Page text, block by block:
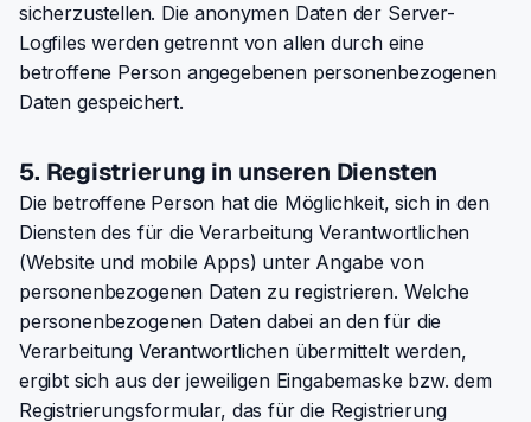
sicherzustellen. Die anonymen Daten der Server-
Logfiles werden getrennt von allen durch eine
betroffene Person angegebenen personenbezogenen
Daten gespeichert.
5. Registrierung in unseren Diensten
Die betroffene Person hat die Möglichkeit, sich in den
Diensten des für die Verarbeitung Verantwortlichen
(Website und mobile Apps) unter Angabe von
personenbezogenen Daten zu registrieren. Welche
personenbezogenen Daten dabei an den für die
Verarbeitung Verantwortlichen übermittelt werden,
ergibt sich aus der jeweiligen Eingabemaske bzw. dem
Registrierungsformular, das für die Registrierung